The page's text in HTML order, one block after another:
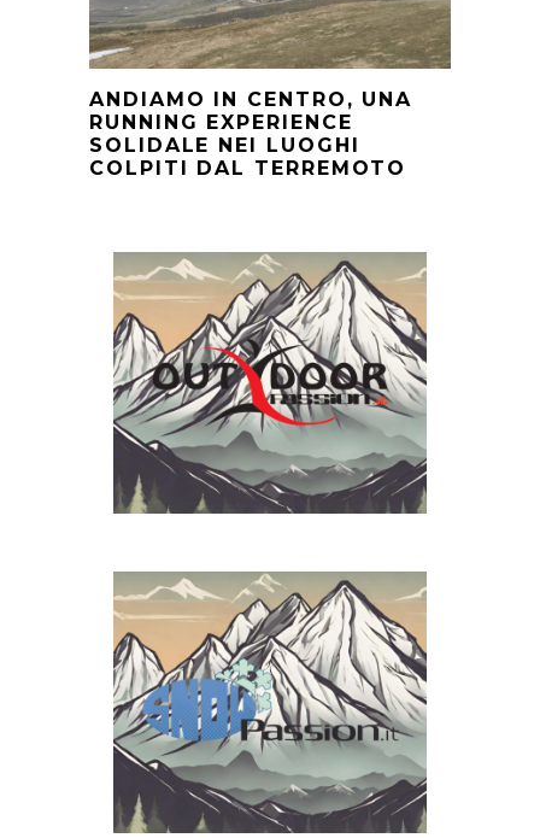
ANDIAMO IN CENTRO, UNA
RUNNING EXPERIENCE
SOLIDALE NEI LUOGHI
COLPITI DAL TERREMOTO